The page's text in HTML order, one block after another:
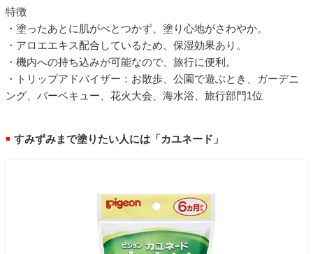
特徴
・塗ったあとに肌がべとつかず、塗り心地がさわやか。
・アロエエキス配合しているため、保湿効果あり。
・機内への持ち込みが可能なので、旅行に便利。
・トリップアドバイザー：お散歩、公園で遊ぶとき、ガーデニ
ング、バーベキュー、花火大会、海水浴、旅行部門1位
■ すみずみまで塗りたい人には「カユネード」